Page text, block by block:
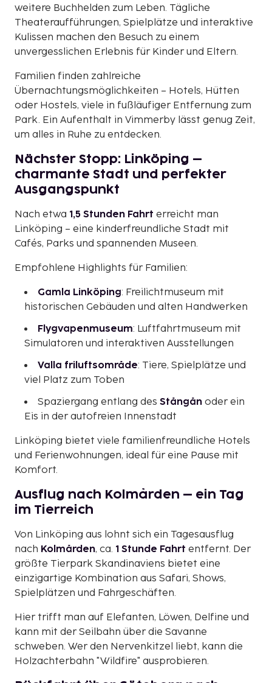
weitere Buchhelden zum Leben. Tägliche
Theateraufführungen, Spielplätze und interaktive
Kulissen machen den Besuch zu einem
unvergesslichen Erlebnis für Kinder und Eltern.
Familien finden zahlreiche
Übernachtungsmöglichkeiten – Hotels, Hütten
oder Hostels, viele in fußläufiger Entfernung zum
Park. Ein Aufenthalt in Vimmerby lässt genug Zeit,
um alles in Ruhe zu entdecken.
Nächster Stopp: Linköping –
charmante Stadt und perfekter
Ausgangspunkt
Nach etwa 1,5 Stunden Fahrt erreicht man
Linköping – eine kinderfreundliche Stadt mit
Cafés, Parks und spannenden Museen.
Empfohlene Highlights für Familien:
Gamla Linköping: Freilichtmuseum mit
historischen Gebäuden und alten Handwerken
Flygvapenmuseum: Luftfahrtmuseum mit
Simulatoren und interaktiven Ausstellungen
Valla friluftsområde: Tiere, Spielplätze und
viel Platz zum Toben
Spaziergang entlang des Stångån oder ein
Eis in der autofreien Innenstadt
Linköping bietet viele familienfreundliche Hotels
und Ferienwohnungen, ideal für eine Pause mit
Komfort.
Ausflug nach Kolmården – ein Tag
im Tierreich
Von Linköping aus lohnt sich ein Tagesausflug
nach Kolmården, ca. 1 Stunde Fahrt entfernt. Der
größte Tierpark Skandinaviens bietet eine
einzigartige Kombination aus Safari, Shows,
Spielplätzen und Fahrgeschäften.
Hier trifft man auf Elefanten, Löwen, Delfine und
kann mit der Seilbahn über die Savanne
schweben. Wer den Nervenkitzel liebt, kann die
Holzachterbahn "Wildfire" ausprobieren.